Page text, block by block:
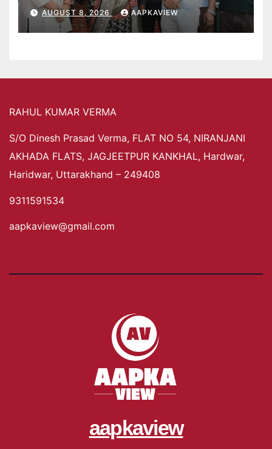
AUGUST 8, 2026 AAPKAVIEW
RAHUL KUMAR VERMA
S/O Dinesh Prasad Verma, FLAT NO 54, NIRANJANI
AKHADA FLATS, JAGJEETPUR KANKHAL, Hardwar,
Haridwar, Uttarakhand – 249408
9311591534
aapkaview@gmail.com
aapkaview